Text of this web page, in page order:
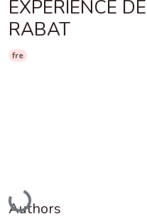
EXPERIENCE
RABAT
fre
Loading...
Authors